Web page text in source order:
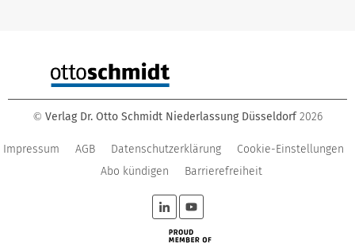
© Verlag Dr. Otto Schmidt Niederlassung Düsseldorf 2026
Impressum AGB Datenschutzerklärung
Cookie-Einstellungen
Abo kündigen
Barrierefreiheit